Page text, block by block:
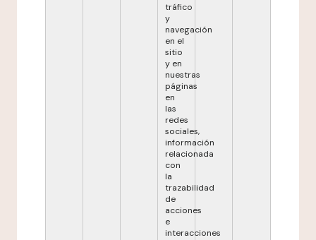
tráfico
y
navegación
en el
sitio
y en
nuestras
páginas
en
las
redes
sociales,
información
relacionada
con
la
trazabilidad
de
acciones
e
interacciones